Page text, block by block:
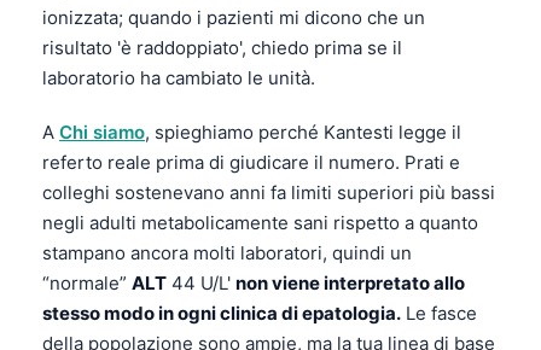
ionizzata; quando i pazienti mi dicono che un
risultato 'è raddoppiato', chiedo prima se il
laboratorio ha cambiato le unità.
A Chi siamo, spieghiamo perché Kantesti legge il
referto reale prima di giudicare il numero. Prati e
colleghi sostenevano anni fa limiti superiori più bassi
negli adulti metabolicamente sani rispetto a quanto
stampano ancora molti laboratori, quindi un
“normale” ALT 44 U/L' non viene interpretato allo
stesso modo in ogni clinica di epatologia. Le fasce
della popolazione sono ampie, ma la tua linea di base